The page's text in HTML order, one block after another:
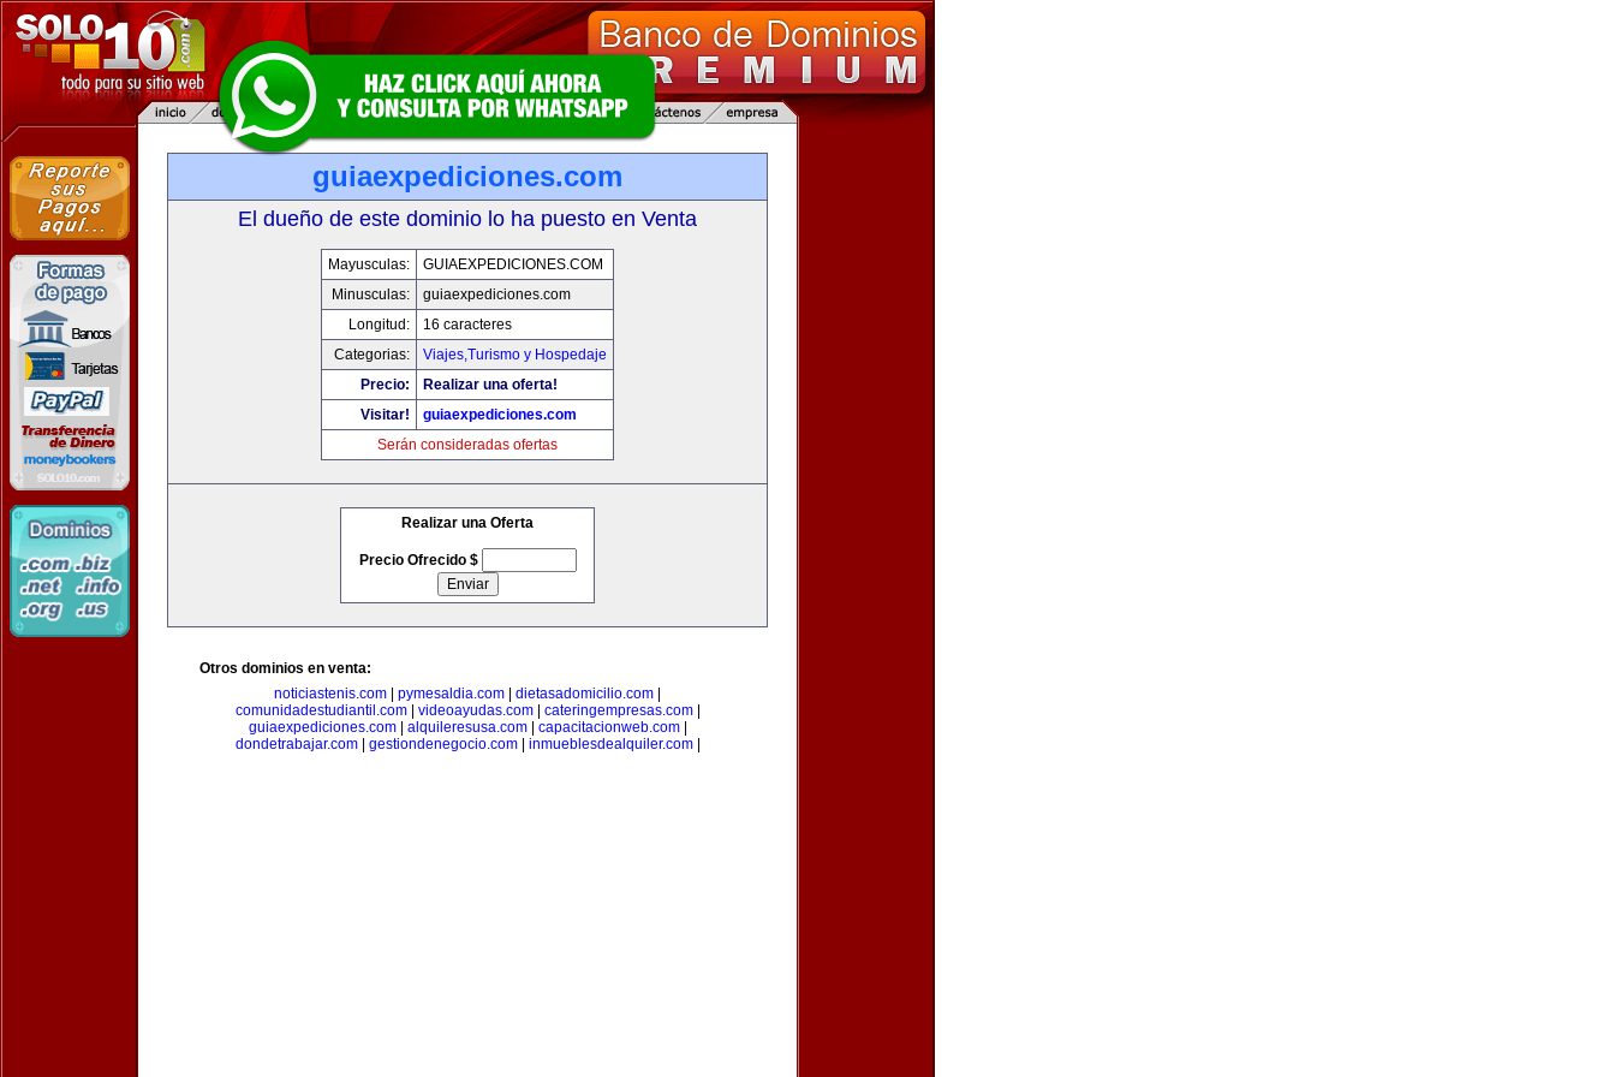
guiaexpediciones.com
El dueño de este dominio lo ha puesto en Venta
Mayusculas:
GUIAEXPEDICIONES.COM
Minusculas:
guiaexpediciones.com
Longitud:
16 caracteres
Categorias:
Viajes,Turismo y Hospedaje
Precio:
Realizar una oferta!
Visitar!
guiaexpediciones.com
Serán consideradas ofertas
Realizar una Oferta
Precio Ofrecido $
Otros dominios en venta:
noticiastenis.com
pymesaldia.com dietasadomicilio.com
comunidadestudiantil.com| videoayudas.com| cateringempresas.com|
guiaexpediciones.com| alquileresusa.com| capacitacionweb.com|
dondetrabajar.com| gestiondenegocio.com| inmueblesdealquiler.com|